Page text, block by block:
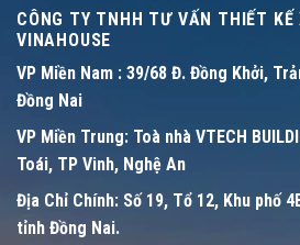
CÔNG TY TNHH TƯ VẤN THIẾT KẾ
VINAHOUSE
VP Miền Nam : 39/68 Đ. Đồng Khởi,
Đồng Nai
VP Miền Trung: Toà nhà VTECH
Toái, TP Vinh, Nghệ An
Địa Chỉ Chính: Số 19, Tổ 12, Khu phố
tỉnh Đồng Nai.